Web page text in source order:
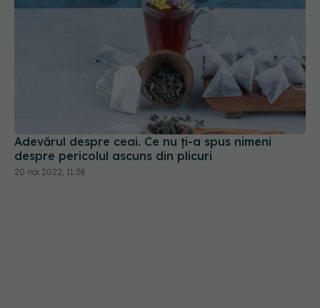
Adevărul despre ceai. Ce nu ți-a spus nimeni
despre pericolul ascuns din plicuri
20 noi 2022, 11:38